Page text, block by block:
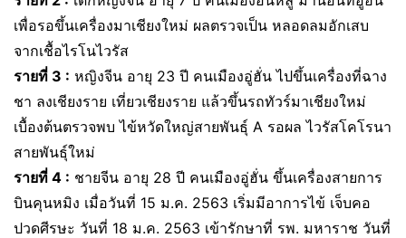
เพื่อรอขึ้นเครื่องมาเชียงใหม่ ผลตรวจเป็น หลอดลมอักเสบ
จากเชื้อไรโนไวรัส
รายที่ 3 : หญิงจีน อายุ 23 ปี คนเมืองอู่ฮั่น ไปขึ้นเครื่องที่ฉาง
ชา ลงเชียงราย เที่ยวเชียงราย แล้วขึ้นรถทัวร์มาเชียงใหม่
เบื้องต้นตรวจพบ ไข้หวัดใหญ่สายพันธุ์ A รอผล ไวรัสโคโรนา
สายพันธุ์ใหม่
รายที่ 4 : ชายจีน อายุ 28 ปี คนเมืองอู่ฮั่น ขึ้นเครื่องสายการ
บินคุนหมิง เมื่อวันที่ 15 ม.ค. 2563 เริ่มมีอาการไข้ เจ็บคอ
ปวดศีรษะ วันที่ 18 ม.ค. 2563 เข้ารักษาที่ รพ. มหาราช วันที่